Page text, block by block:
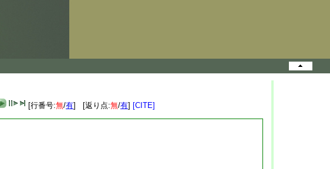
[行番号:無/有] [返り点:無/有] [CITE]